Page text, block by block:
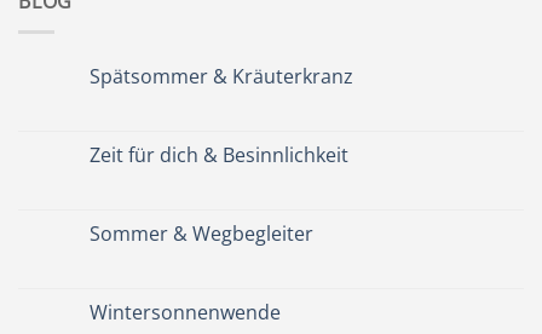
Spätsommer & Kräuterkranz
Spätsommer
&
Zeit für dich & Besinnlichkeit
Zeit
für
Sommer & Wegbegleiter
Sommer
&
Wintersonnenwende